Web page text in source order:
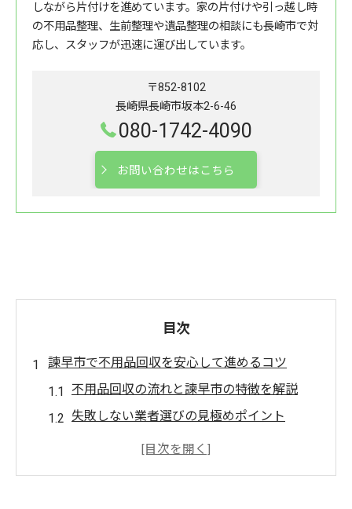
しながら片付けを進めています。家の片付けや引っ越し時
の不用品整理、生前整理や遺品整理の相談にも長崎市で対
応し、スタッフが迅速に運び出しています。
〒852-8102
長崎県長崎市坂本2-6-46
080-1742-4090
お問い合わせはこちら
目次
諫早市で不用品回収を安心して進めるコツ
不用品回収の流れと諫早市の特徴を解説
失敗しない業者選びの見極めポイント
諫早市で安全な不用品回収を叶える方法